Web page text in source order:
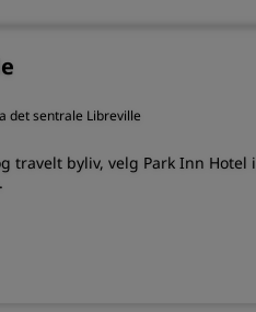
det sentrale Libreville
travelt byliv, velg Park Inn Hotel i